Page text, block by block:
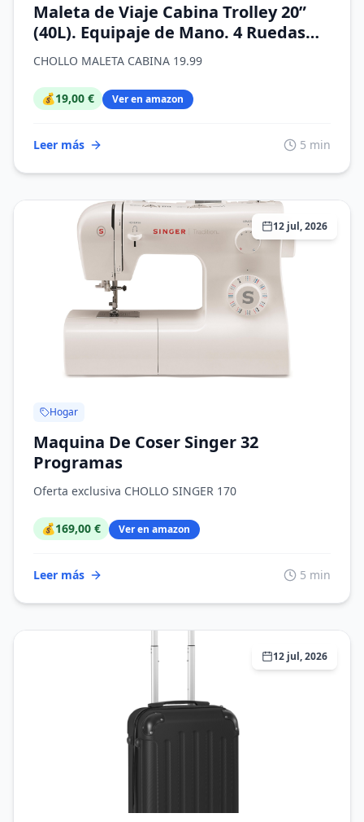
Maleta de Viaje Cabina Trolley 20”
(40L). Equipaje de Mano. 4 Ruedas
Dobles. 57x37x23cm. Material ABS
combinación numérica. Asa
telescópica.
CHOLLO MALETA CABINA 19.99
💰19,00 € Ver en amazon
Leer más 5 min
12 jul, 2026
Hogar
Maquina De Coser Singer 32
Programas
Oferta exclusiva CHOLLO SINGER 170
💰169,00 € Ver en amazon
Leer más 5 min
12 jul, 2026